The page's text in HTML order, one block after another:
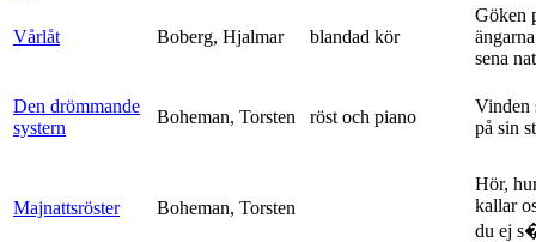
Vårlåt Boberg, Hjalmar blandad kör
Göken
sena
Den drömmande
systern
Boheman, Torsten röst och piano
Vinden
på sin
Majnattsröster Boheman, Torsten
Hör,
kallar
du ej